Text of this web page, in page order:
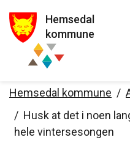
Hopp til
Hemsedal
kommune
Hemsedal kommune
Husk at det i noen
hele vintersesongen